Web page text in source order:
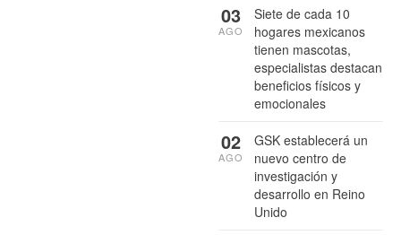
Siete de cada 10
hogares mexicanos
tienen mascotas,
especialistas destacan
beneficios físicos y
emocionales
03
AGO
GSK establecerá un
nuevo centro de
investigación y
desarrollo en Reino
Unido
02
AGO